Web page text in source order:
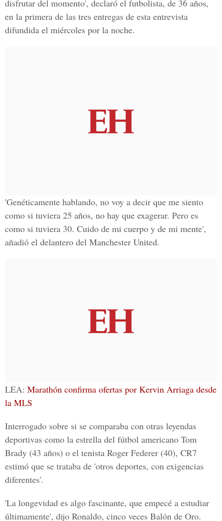
disfrutar del momento', declaró el futbolista, de 36 años,
en la primera de las tres entregas de esta entrevista
difundida el miércoles por la noche.
'Genéticamente hablando, no voy a decir que me siento
como si tuviera 25 años, no hay que exagerar. Pero es
como si tuviera 30. Cuido de mi cuerpo y de mi mente',
añadió el delantero del Manchester United.
LEA: Marathón confirma ofertas por Kervin Arriaga desde
la MLS
Interrogado sobre si se comparaba con otras leyendas
deportivas como la estrella del fútbol americano Tom
Brady (43 años) o el tenista Roger Federer (40), CR7
estimó que se trataba de 'otros deportes, con exigencias
diferentes'.
'La longevidad es algo fascinante, que empecé a estudiar
últimamente', dijo Ronaldo, cinco veces Balón de Oro.